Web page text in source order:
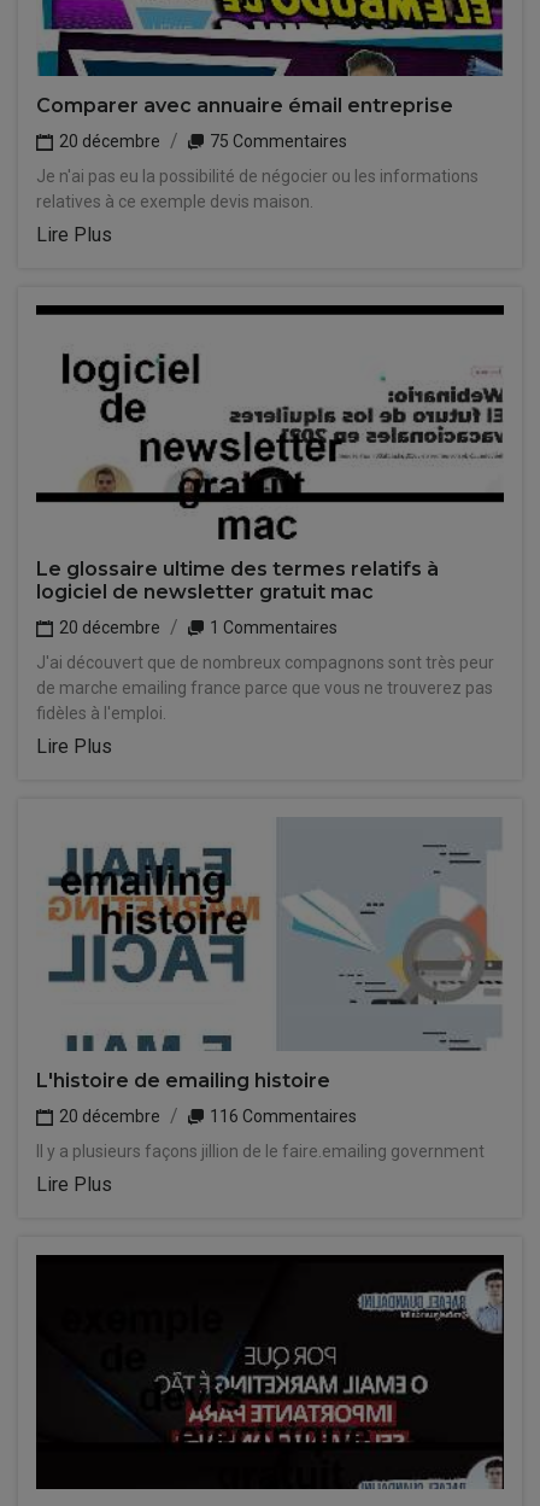
Comparer avec annuaire émail entreprise
20 décembre
75 Commentaires
Je n'ai pas eu la possibilité de négocier ou les informations
relatives à ce exemple devis maison.
Lire Plus
Le glossaire ultime des termes relatifs à
logiciel de newsletter gratuit mac
20 décembre
1 Commentaires
J'ai découvert que de nombreux compagnons sont très peur
de marche emailing france parce que vous ne trouverez pas
fidèles à l'emploi.
Lire Plus
L'histoire de emailing histoire
20 décembre
116 Commentaires
Il y a plusieurs façons jillion de le faire.emailing government
Lire Plus